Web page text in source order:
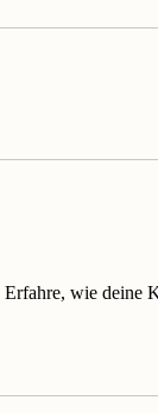
Erfahre, wie deine